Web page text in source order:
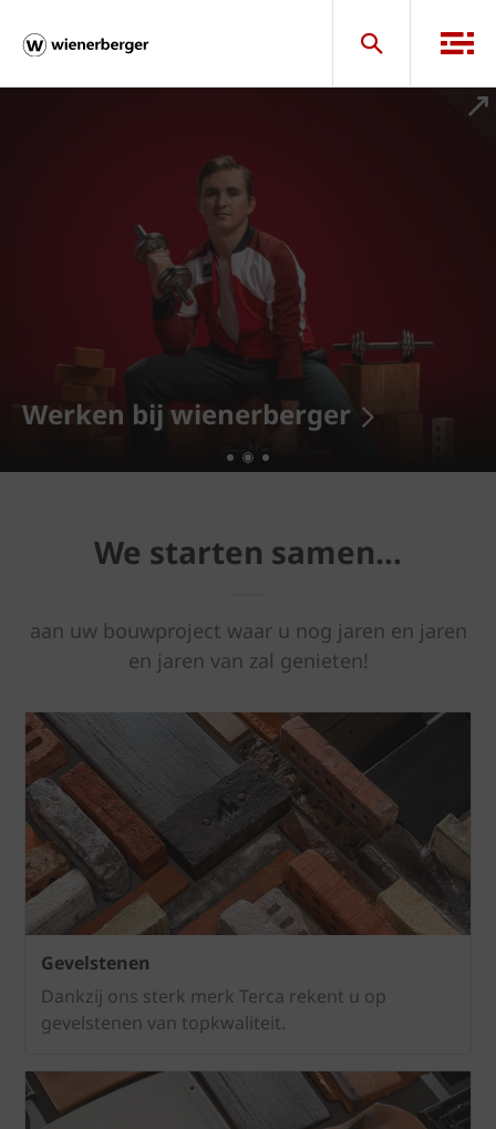
Onze showrooms
We starten samen...
aan uw bouwproject waar u nog jaren en jaren
en jaren van zal genieten!
Gevelstenen
Dankzij ons sterk merk Terca rekent u op
gevelstenen van topkwaliteit.